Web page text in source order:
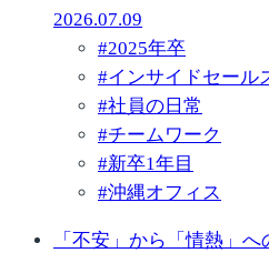
2026.07.09
#2025年卒
#インサイドセール
#社員の日常
#チームワーク
#新卒1年目
#沖縄オフィス
「不安」から「情熱」